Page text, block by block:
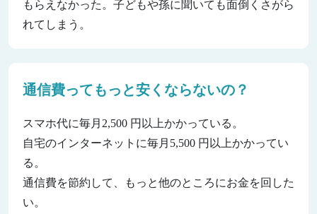
もらえなかった。子どもや孫に聞いても面倒くさがら
れてしまう。
通信費ってもっと安くならないの？
スマホ代に毎月2,500 円以上かかっている。
自宅のインターネットに毎月5,500 円以上かかってい
る。
通信費を節約して、もっと他のところにお金を回した
い。